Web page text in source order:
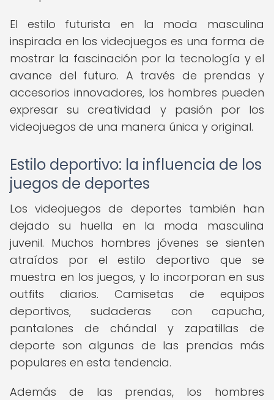
El estilo futurista en la moda masculina
inspirada en los videojuegos es una forma de
mostrar la fascinación por la tecnología y el
avance del futuro. A través de prendas y
accesorios innovadores, los hombres pueden
expresar su creatividad y pasión por los
videojuegos de una manera única y original.
Estilo deportivo: la influencia de los
juegos de deportes
Los videojuegos de deportes también han
dejado su huella en la moda masculina
juvenil. Muchos hombres jóvenes se sienten
atraídos por el estilo deportivo que se
muestra en los juegos, y lo incorporan en sus
outfits diarios. Camisetas de equipos
deportivos, sudaderas con capucha,
pantalones de chándal y zapatillas de
deporte son algunas de las prendas más
populares en esta tendencia.
Además de las prendas, los hombres